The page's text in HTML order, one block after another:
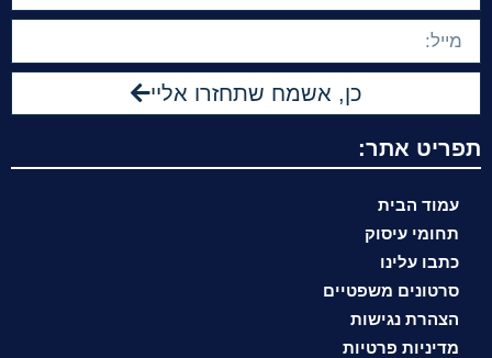
כן, אשמח שתחזרו אליי
תפריט אתר:
עמוד הבית
תחומי עיסוק
כתבו עלינו
סרטונים משפטיים
הצהרת נגישות
מדיניות פרטיות